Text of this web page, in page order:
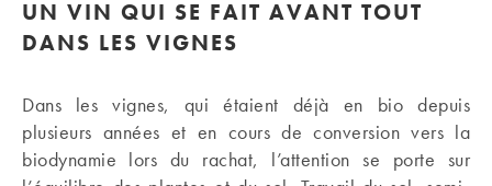
UN VIN QUI SE FAIT AVANT TOUT
DANS LES VIGNES
Dans les vignes, qui étaient déjà en bio depuis
plusieurs années et en cours de conversion vers la
biodynamie lors du rachat, l’attention se porte sur